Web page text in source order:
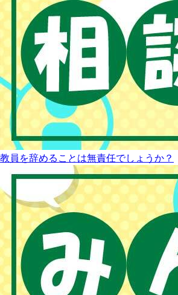
教員を辞めることは無責任でしょうか？